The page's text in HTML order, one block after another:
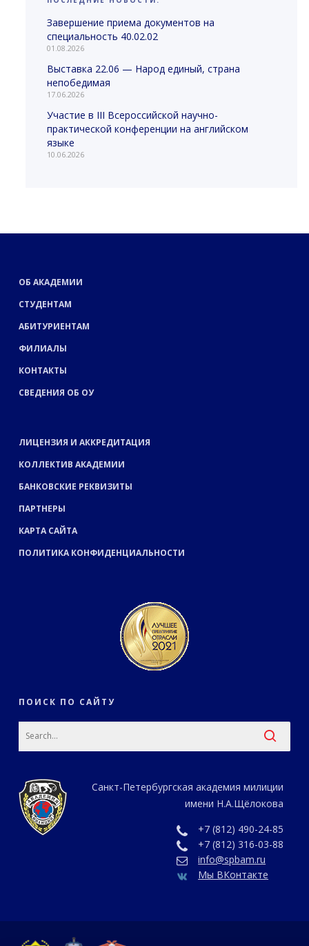
Завершение приема документов на
специальность 40.02.02
01.08.2026
Выставка 22.06 — Народ единый, страна
непобедимая
17.06.2026
Участие в III Всероссийской научно-
практической конференции на английском
языке
10.06.2026
ОБ АКАДЕМИИ
СТУДЕНТАМ
АБИТУРИЕНТАМ
ФИЛИАЛЫ
КОНТАКТЫ
СВЕДЕНИЯ ОБ ОУ
ЛИЦЕНЗИЯ И АККРЕДИТАЦИЯ
КОЛЛЕКТИВ АКАДЕМИИ
БАНКОВСКИЕ РЕКВИЗИТЫ
ПАРТНЕРЫ
КАРТА САЙТА
ПОЛИТИКА КОНФИДЕНЦИАЛЬНОСТИ
ПОИСК ПО САЙТУ
Санкт-Петербургская академия милиции
имени Н.А.Щёлокова
+7 (812) 490-24-85
+7 (812) 316-03-88
info@spbam.ru
Мы ВКонтакте